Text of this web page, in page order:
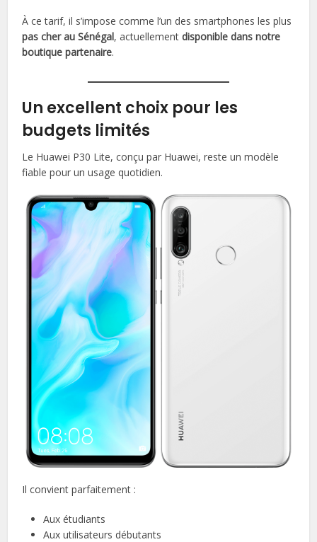
À ce tarif, il s’impose comme l’un des smartphones les plus
pas cher au Sénégal, actuellementdisponible dans notre
boutique partenaire.
Un excellent choix pour les
budgets limités
Le Huawei P30 Lite, conçu par Huawei, reste un modèle
fiable pour un usage quotidien.
Il convient parfaitement :
Aux étudiants
Aux utilisateurs débutants